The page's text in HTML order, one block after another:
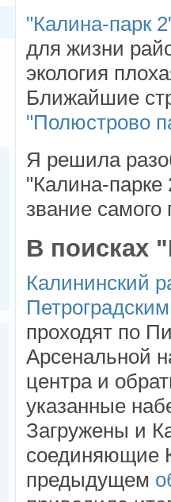
"Калина-парк
для жизни
экология
Ближайшие
"Полюстрово
Я решила
"Калина-
звание самого
В поисках
Калининский
проходят по
Арсенальной
центра и
указанные
Загружены и
соединяющие
предыдущем